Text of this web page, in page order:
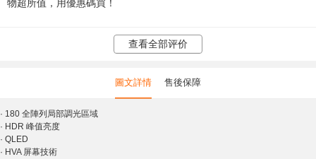
物超所值，用優惠碼買！
查看全部评价
圖文詳情 售後保障
· 180 全陣列局部調光區域
· HDR 峰值亮度
· QLED
· HVA 屏幕技術